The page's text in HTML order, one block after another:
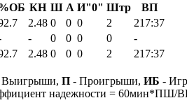
КН Ш А И"0" Штр
ВП
2.48 0 0 0 2
217:37
- 0 0 0 0
-
2.48 0 0 0 2
217:37
Выигрыши, П - Проигрыши, ИБ -
надежности = 60мин*ПШ/